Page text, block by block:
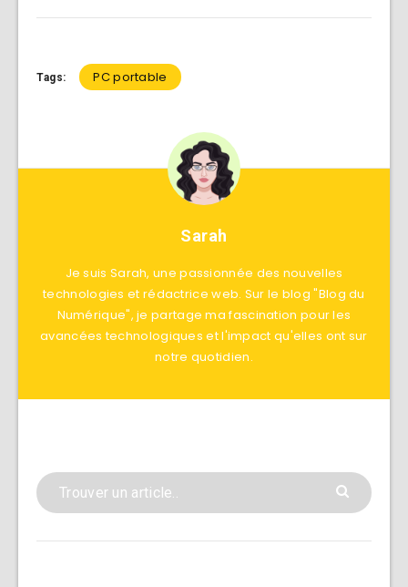
Tags: PC portable
Sarah
Je suis Sarah, une passionnée des nouvelles
technologies et rédactrice web. Sur le blog "Blog du
Numérique", je partage ma fascination pour les
avancées technologiques et l'impact qu'elles ont sur
notre quotidien.